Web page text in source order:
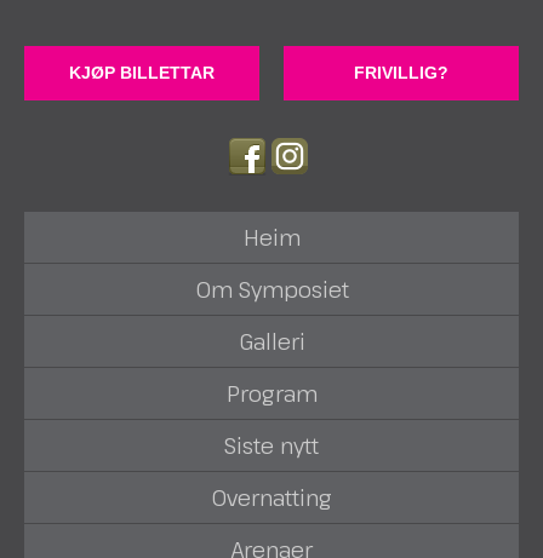
KJØP BILLETTAR FRIVILLIG?
Heim
Om Symposiet
Galleri
Program
Siste nytt
Overnatting
Arenaer